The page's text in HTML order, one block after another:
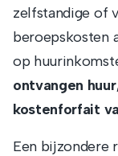
zelfstandige of
beroepskosten
op
ontvangen
kostenforfait
Een bijzondere